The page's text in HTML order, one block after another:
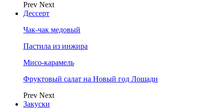
Prev Next
Дессерт
Чак-чак медовый
Пастила из инжира
Мисо-карамель
Фруктовый салат на Новый год Лошади
Prev Next
Закуски